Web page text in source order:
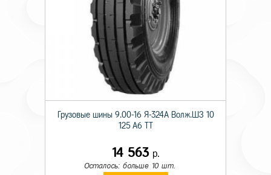
Грузовые шины 9.00-16 Я-324А Волж.ШЗ 10
125 A6 TT
14 563р.
Осталось: больше 10 шт.